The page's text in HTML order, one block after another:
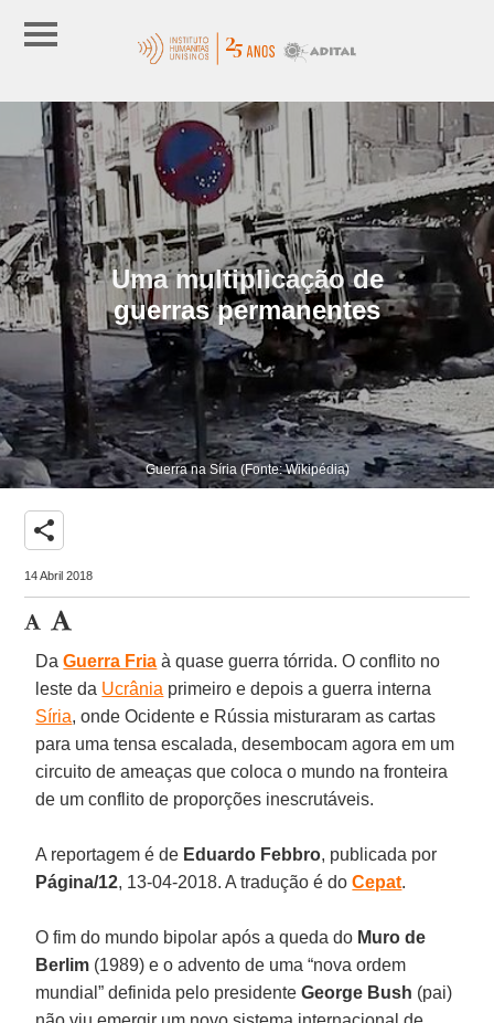
Uma multiplicação de
guerras permanentes
Guerra na Síria (Fonte: Wikipédia)
share
14 Abril 2018
DaGuerra Fria à quase guerra tórrida. O conflito no
leste da Ucrânia primeiro e depois a guerra interna
Síria, onde Ocidente e Rússia misturaram as cartas
para uma tensa escalada, desembocam agora em um
circuito de ameaças que coloca o mundo na fronteira
de um conflito de proporções inescrutáveis.
A reportagem é de Eduardo Febbro, publicada por
Página/12, 13-04-2018. A tradução é doCepat.
O fim do mundo bipolar após a queda do Muro de
Berlim (1989) e o advento de uma “nova ordem
mundial” definida pelo presidenteGeorge Bush (pai)